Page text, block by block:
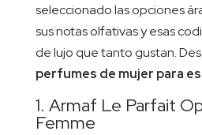
seleccionado las opciones
sus notas olfativas y esas
de lujo que tanto gustan.
perfumes de mujer para
1. Armaf Le Parfait
Femme